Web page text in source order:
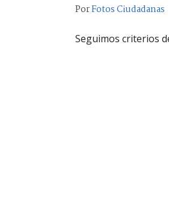
PorFotos Ciudadanas
Seguimos criterios